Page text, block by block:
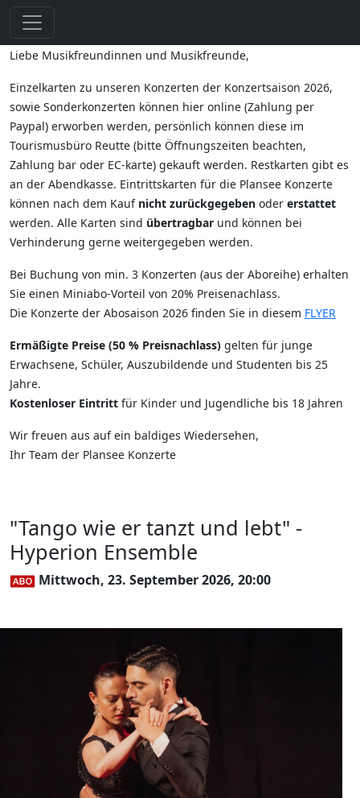
Liebe Musikfreundinnen und Musikfreunde,
Einzelkarten zu unseren Konzerten der Konzertsaison 2026,
sowie Sonderkonzerten können hier online (Zahlung per
Paypal) erworben werden, persönlich können diese im
Tourismusbüro Reutte (bitte Öffnungszeiten beachten,
Zahlung bar oder EC-karte) gekauft werden. Restkarten gibt es
an der Abendkasse. Eintrittskarten für die Plansee Konzerte
können nach dem Kauf nicht zurückgegeben oder erstattet
werden. Alle Karten sind übertragbar und können bei
Verhinderung gerne weitergegeben werden.
Bei Buchung von min. 3 Konzerten (aus der Aboreihe) erhalten
Sie einen Miniabo-Vorteil von 20% Preisenachlass.
Die Konzerte der Abosaison 2026 finden Sie in diesem FLYER
Ermäßigte Preise (50 % Preisnachlass) gelten für junge
Erwachsene, Schüler, Auszubildende und Studenten bis 25
Jahre.
Kostenloser Eintritt für Kinder und Jugendliche bis 18 Jahren
Wir freuen aus auf ein baldiges Wiedersehen,
Ihr Team der Plansee Konzerte
"Tango wie er tanzt und lebt" -
Hyperion Ensemble
Mittwoch, 23. September 2026, 20:00